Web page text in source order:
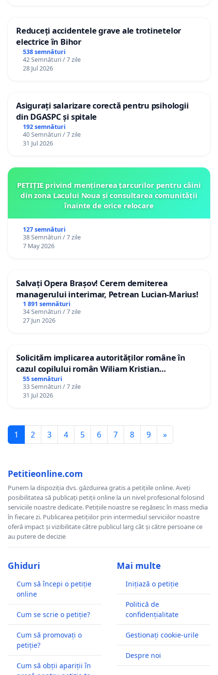
Reduceți accidentele grave ale trotinetelor
electrice în Bihor
538 semnături
42 Semnături / 7 zile
28 Jul 2026
Asigurați salarizare corectă pentru psihologii
din DGASPC și spitale
192 semnături
40 Semnături / 7 zile
31 Jul 2026
PETIȚIE privind menținerea țarcurilor pentru câini
din zona Lacului Noua și consultarea comunității
înainte de orice relocare
127 semnături
38 Semnături / 7 zile
7 May 2026
Salvați Opera Brașov! Cerem demiterea
managerului interimar, Petrean Lucian-Marius!
1 891 semnături
34 Semnături / 7 zile
27 Jun 2026
Solicităm implicarea autorităților române în
cazul copilului român Wiliam Kristian
Gheorghe, aflat în plasament în Danemarca de
12 ani
55 semnături
33 Semnături / 7 zile
31 Jul 2026
1 2 3 4 5 6 7 8 9 »
Petitieonline.com
Punem la dispoziția dvs. găzduirea gratis a petițiile online. Aveți
posibilitatea să publicați petiții online la un nivel profesional folosind
serviciile noastre dedicate. Petițiile noastre se regăsesc în mass media
în fiecare zi. Publicarea petițiilor prin intermediul serviciilor noastre
oferă impact și vizibilitate către publicul larg cât și către persoane ce
au putere de decizie
Ghiduri
Cum să începi o petiție
online
Cum se scrie o petiție?
Cum să promovați o
petiție?
Cum să obții apariții în
Mai multe
Inițiază o petiție
Politică de
confidențialitate
Gestionați cookie-urile
Despre noi